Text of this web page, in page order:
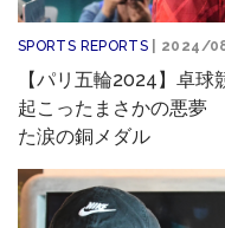
SPORTS REPORTS | 2024/
【パリ五輪2024】卓
起こったまさかの悪夢
た涙の銅メダル